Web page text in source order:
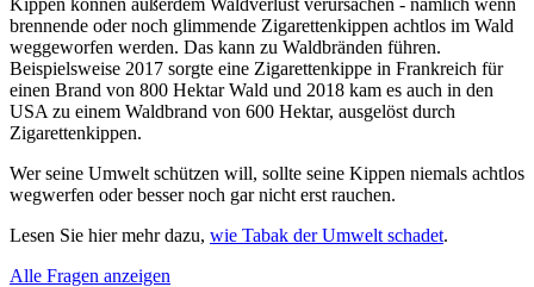
brennende oder noch glimmende Zigarettenkippen achtlos im Wald
weggeworfen werden. Das kann zu Waldbränden führen.
Beispielsweise 2017 sorgte eine Zigarettenkippe in Frankreich für
einen Brand von 800 Hektar Wald und 2018 kam es auch in den
USA zu einem Waldbrand von 600 Hektar, ausgelöst durch
Zigarettenkippen.
Wer seine Umwelt schützen will, sollte seine Kippen niemals achtlos
wegwerfen oder besser noch gar nicht erst rauchen.
Lesen Sie hier mehr dazu, wie Tabak der Umwelt schadet.
Alle Fragen anzeigen